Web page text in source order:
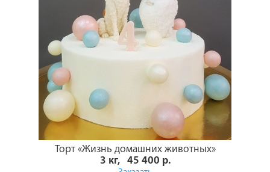
Торт «Жизнь домашних животных»
3 кг, 45 400 р.